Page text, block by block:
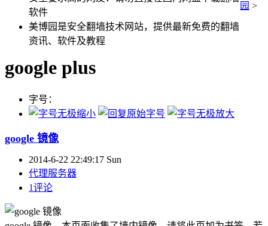
软件
美博园是安全翻墙技术网站，提供最新免费的翻墙
资讯、软件及教程
园 >
google plus
字号：
google 镜像
2014-6-22 22:49:17 Sun
代理服务器
1评论